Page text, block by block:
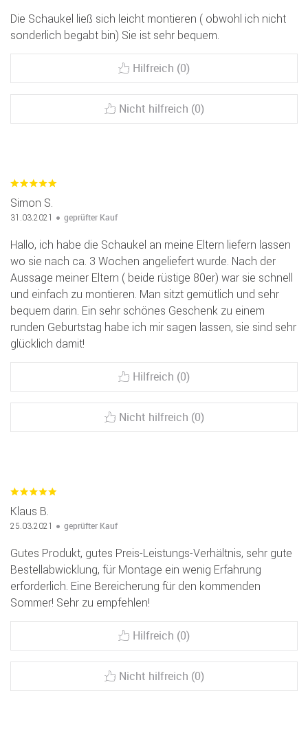
Die Schaukel ließ sich leicht montieren ( obwohl ich nicht
sonderlich begabt bin) Sie ist sehr bequem.
Hilfreich (0)
Nicht hilfreich (0)
Simon S.
31.03.2021 geprüfter Kauf
Hallo, ich habe die Schaukel an meine Eltern liefern lassen
wo sie nach ca. 3 Wochen angeliefert wurde. Nach der
Aussage meiner Eltern ( beide rüstige 80er) war sie schnell
und einfach zu montieren. Man sitzt gemütlich und sehr
bequem darin. Ein sehr schönes Geschenk zu einem
runden Geburtstag habe ich mir sagen lassen, sie sind sehr
glücklich damit!
Hilfreich (0)
Nicht hilfreich (0)
Klaus B.
25.03.2021 geprüfter Kauf
Gutes Produkt, gutes Preis-Leistungs-Verhältnis, sehr gute
Bestellabwicklung, für Montage ein wenig Erfahrung
erforderlich. Eine Bereicherung für den kommenden
Sommer! Sehr zu empfehlen!
Hilfreich (0)
Nicht hilfreich (0)